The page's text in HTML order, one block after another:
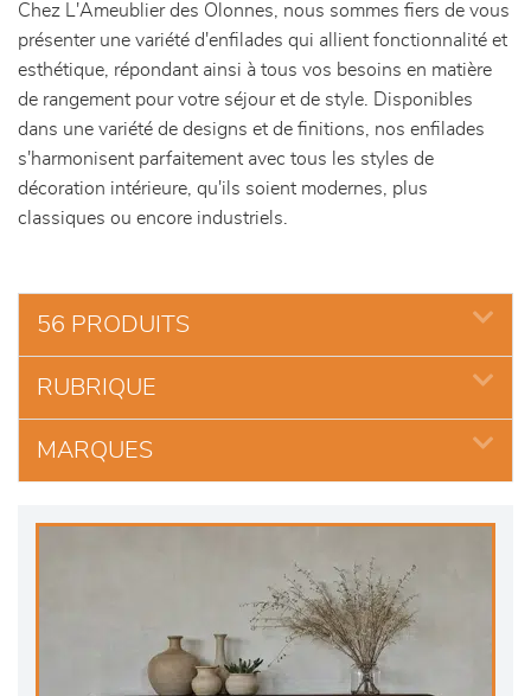
chambres et dressing
literie
décoration
Chez L'Ameublier des Olonnes, nous sommes fiers de vous
présenter une variété d'enfilades qui allient fonctionnalité et
esthétique, répondant ainsi à tous vos besoins en matière
de rangement pour votre séjour et de style. Disponibles
dans une variété de designs et de finitions, nos enfilades
s'harmonisent parfaitement avec tous les styles de
décoration intérieure, qu'ils soient modernes, plus
classiques ou encore industriels.
56 PRODUITS
RUBRIQUE
MARQUES